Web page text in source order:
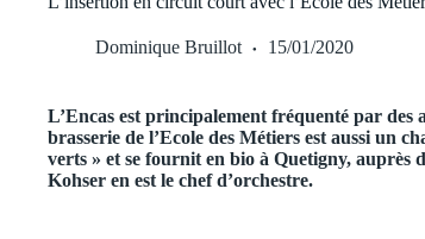
Dominique Bruillot 15/01/2020
L’Encas est principalement fréquenté par des
brasserie de l’Ecole des Métiers est aussi un
verts » et se fournit en bio à Quetigny,
Kohser en est le chef d’orchestre.